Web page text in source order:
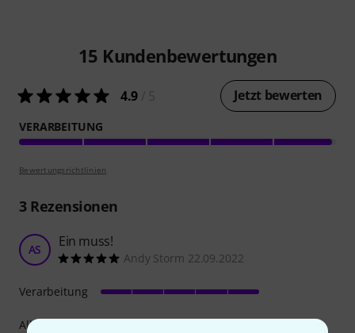
15 Kundenbewertungen
4.9 Jetzt bewerten
VERARBEITUNG
Bewertungsrichtlinien
3Rezensionen
AS Ein muss!
Andy Storm 22.09.2022
Alles was M8 & M10 betrifft bestellt.
Verarbeitung